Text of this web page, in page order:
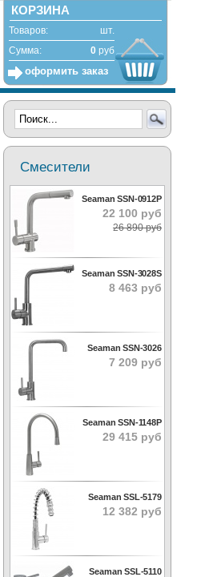
Смесители
Seaman SSN-0912P
22 100 руб
26 890 руб
Seaman SSN-3028S
8 463 руб
Seaman SSN-3026
7 209 руб
Seaman SSN-1148P
29 415 руб
Seaman SSL-5179
12 382 руб
Seaman SSL-5110
КОРЗИНА
Товаров:
шт.
Сумма:
0руб
оформить заказ